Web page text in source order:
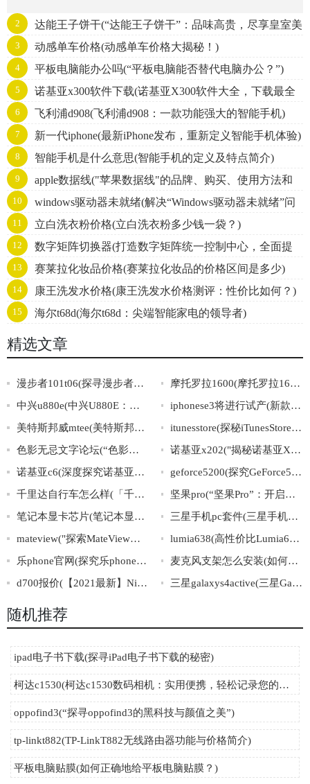
2
达能王子饼干(“达能王子饼干”：品味高贵，尽享皇室美
味)
3 动感单车价格(动感单车价格大揭秘！)
4 平板电脑能办公吗(“平板电脑能否替代电脑办公？”)
5
诺基亚x300软件下载(诺基亚X300软件大全，下载最全
面的X300应用程序)
6 飞利浦d908(飞利浦d908：一款功能强大的智能手机)
7 新一代iphone(最新iPhone发布，重新定义智能手机体验)
8 智能手机是什么意思(智能手机的定义及特点简介)
9
apple数据线("苹果数据线"的品牌、购买、使用方法和
维护小结)
10
windows驱动器未就绪(解决“Windows驱动器未就绪”问
题的方法汇总)
11 立白洗衣粉价格(立白洗衣粉多少钱一袋？)
12
数字矩阵切换器(打造数字矩阵统一控制中心，全面提
升智能设备管理效率)
13 赛莱拉化妆品价格(赛莱拉化妆品的价格区间是多少)
14 康王洗发水价格(康王洗发水价格测评：性价比如何？)
15 海尔t68d(海尔t68d：尖端智能家电的领导者)
精选文章
漫步者101t06(探寻漫步者101t06——你必须知道的这款智能音箱的秘密)
摩托罗拉1600(摩托罗拉1600：通信技术领域的创新巅峰)
中兴u880e(中兴U880E：一款实用性能出众的智能手机)
iphonese3将进行试产(新款iPhoneSE3即将进入试产阶段)
美特斯邦威mtee(美特斯邦威mtee：时尚经典品牌，带你领略不一样的时尚魅力)
itunesstore(探秘iTunesStore：数字音乐与影视的完美结合)
色影无忌文字论坛(“色影无忌文字论坛”：摄影，生活，热爱，分享。)
诺基亚x202("揭秘诺基亚X202：回归金属外壳、强音质助力沉浸式音乐体验")
诺基亚c6(深度探究诺基亚C6：功能、性能、用户评价汇总)
geforce5200(探究GeForce5200显卡的技术特点与应用领域)
千里达自行车怎么样(「千里达自行车」的品牌口碑如何？)
坚果pro(“坚果Pro”：开启全新智能世界)
笔记本显卡芯片(笔记本显卡芯片全面解析)
三星手机pc套件(三星手机PC套件，让你的办公更高效)
mateview("探索MateView：华为最新高端显示器的一站式解析")
lumia638(高性价比Lumia638详细评测)
乐phone官网(探究乐phone官网：产品、活动、服务一网打尽)
麦克风支架怎么安装(如何正确安装麦克风支架)
d700报价(【2021最新】NikonD700相机价格查询及评测)
三星galaxys4active(三星GalaxyS4Active：防水防尘，双高清主摄，带你领略极致科技之精华)
随机推荐
ipad电子书下载(探寻iPad电子书下载的秘密)
柯达c1530(柯达c1530数码相机：实用便携，轻松记录您的美好瞬间)
oppofind3(“探寻oppofind3的黑科技与颜值之美”)
tp-linkt882(TP-LinkT882无线路由器功能与价格简介)
平板电脑贴膜(如何正确地给平板电脑贴膜？)